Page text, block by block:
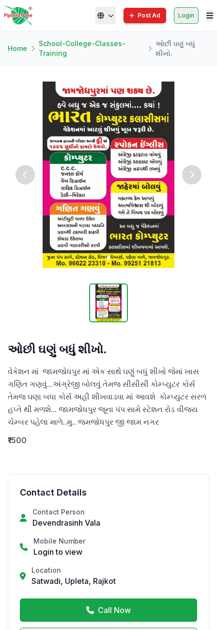
Post Ad Login
Home
School-College-Classes-
Training
ઓછી ઘણું બધું
શીખો.
ઓછી ઘણું બધું શીખો.
વેકેશન માં  જામજોધપુર માં એક સાથે ઘણું બધું શીખો જેમાં ખાસ
ગણિત ગણવું...અંગ્રેજી બોલવું તેમજ સીસીસી કોમ્પ્યુટર કોર્સ
તેમજ ઘણા બધા કોર્સ અહી શીખવાડવા માં આવશે  કોમ્પ્યુટર સરળ
હપ્તે થી મળશે... જામજોધપુર જૂના પંપ સામે સ્ટેશન રોડ વીજય
ચેમ્બર પહેલા માળે..મુ.. જમજોધપુર જી જામ નગર
₹1500
Contact Details
Contact Person
Devendrasinh Vala
Mobile Number
Login to view
Location
Satwadi, Upleta, Rajkot
Call Now